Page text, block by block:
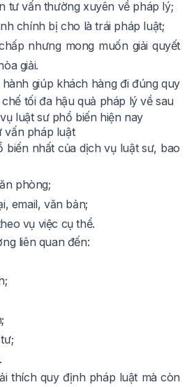
tư vấn thường xuyên về pháp lý;
chính bị cho là trái pháp luật;
nhưng mong muốn giải quyết
giải.
giúp khách hàng đi đúng quy
tối đa hậu quả pháp lý về sau
luật sư phổ biến hiện nay
vấn pháp luật
nhất của dịch vụ luật sư, bao
phòng;
email, văn bản;
vụ việc cụ thể.
liên quan đến:
thích quy định pháp luật mà còn